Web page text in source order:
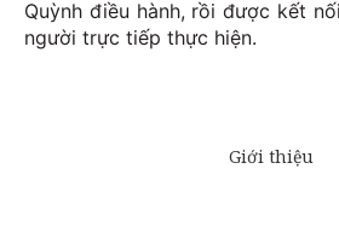
Quỳnh điều hành, rồi được kết
người trực tiếp thực hiện.